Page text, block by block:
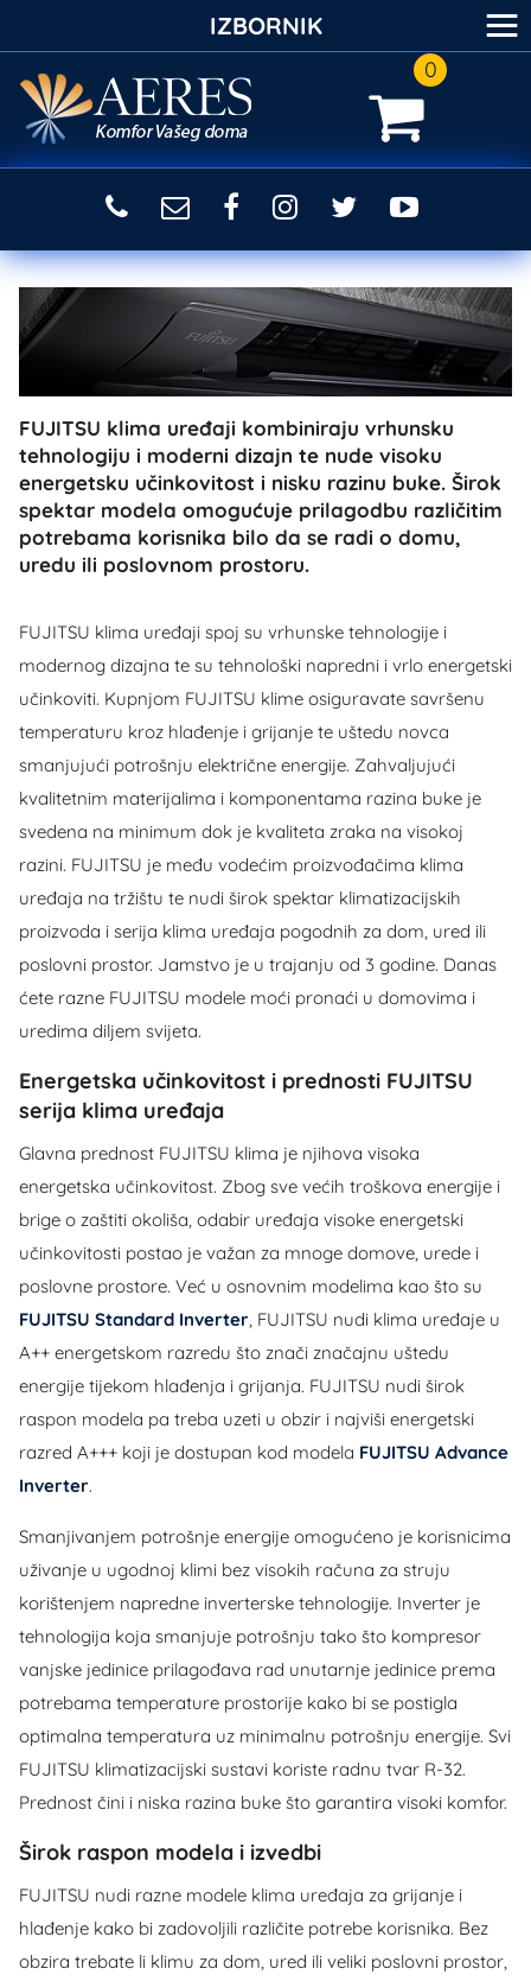
0
FUJITSU klima uređaji kombiniraju vrhunsku
tehnologiju i moderni dizajn te nude visoku
energetsku učinkovitost i nisku razinu buke. Širok
spektar modela omogućuje prilagodbu različitim
potrebama korisnika bilo da se radi o domu,
uredu ili poslovnom prostoru.
FUJITSU klima uređaji spoj su vrhunske tehnologije i
modernog dizajna te su tehnološki napredni i vrlo energetski
učinkoviti. Kupnjom FUJITSU klime osiguravate savršenu
temperaturu kroz hlađenje i grijanje te uštedu novca
smanjujući potrošnju električne energije. Zahvaljujući
kvalitetnim materijalima i komponentama razina buke je
svedena na minimum dok je kvaliteta zraka na visokoj
razini. FUJITSU je među vodećim proizvođačima klima
uređaja na tržištu te nudi širok spektar klimatizacijskih
proizvoda i serija klima uređaja pogodnih za dom, ured ili
poslovni prostor. Jamstvo je u trajanju od 3 godine. Danas
ćete razne FUJITSU modele moći pronaći u domovima i
uredima diljem svijeta.
Energetska učinkovitost i prednosti FUJITSU
serija klima uređaja
Glavna prednost FUJITSU klima je njihova visoka
energetska učinkovitost. Zbog sve većih troškova energije i
brige o zaštiti okoliša, odabir uređaja visoke energetski
učinkovitosti postao je važan za mnoge domove, urede i
poslovne prostore. Već u osnovnim modelima kao što su
FUJITSU Standard Inverter, FUJITSU nudi klima uređaje u
A++ energetskom razredu što znači značajnu uštedu
energije tijekom hlađenja i grijanja. FUJITSU nudi širok
raspon modela pa treba uzeti u obzir i najviši energetski
razred A+++ koji je dostupan kod modela FUJITSU Advance
Inverter.
Smanjivanjem potrošnje energije omogućeno je korisnicima
uživanje u ugodnoj klimi bez visokih računa za struju
korištenjem napredne inverterske tehnologije. Inverter je
tehnologija koja smanjuje potrošnju tako što kompresor
vanjske jedinice prilagođava rad unutarnje jedinice prema
potrebama temperature prostorije kako bi se postigla
optimalna temperatura uz minimalnu potrošnju energije. Svi
FUJITSU klimatizacijski sustavi koriste radnu tvar R-32.
Prednost čini i niska razina buke što garantira visoki komfor.
Širok raspon modela i izvedbi
FUJITSU nudi razne modele klima uređaja za grijanje i
hlađenje kako bi zadovoljili različite potrebe korisnika. Bez
obzira trebate li klimu za dom, ured ili veliki poslovni prostor,
IZBORNIK ≡